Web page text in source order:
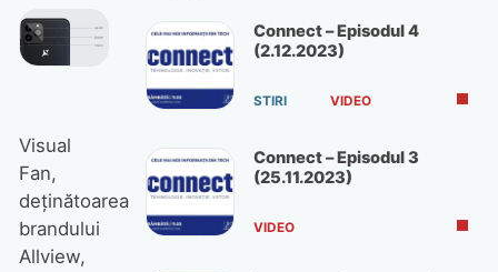
Visual
Fan,
deținătoarea
brandului
Allview,
Connect – Episodul 4
(2.12.2023)
STIRI VIDEO
Connect – Episodul 3
(25.11.2023)
VIDEO